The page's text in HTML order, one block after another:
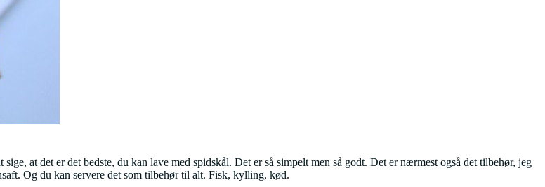
at det er det bedste, du kan lave med spidskål. Det er så simpelt men så godt. Det er nærmest også det tilbehør, jeg
Og du kan servere det som tilbehør til alt. Fisk, kylling, kød.